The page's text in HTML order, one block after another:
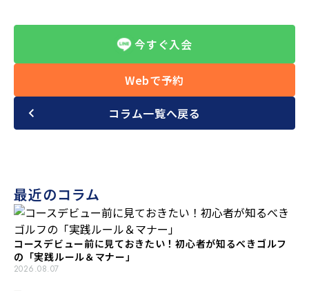
今すぐ入会
Webで予約
コラム一覧へ戻る
最近のコラム
コースデビュー前に見ておきたい！初心者が知るべきゴルフ
の「実践ルール＆マナー」
2026.08.07